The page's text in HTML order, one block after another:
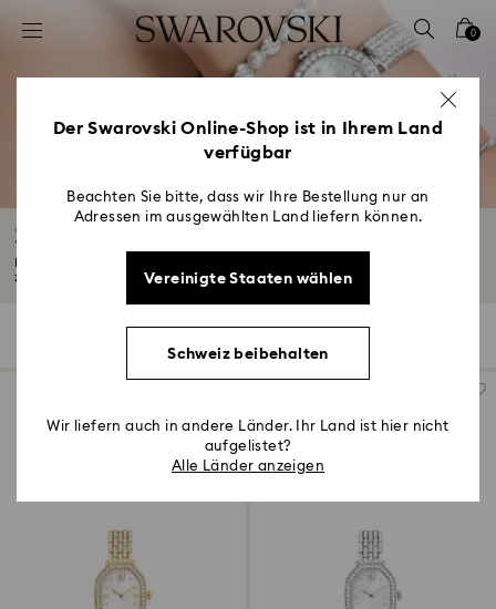
Liste Tastaturkürzel
2 - Footer
4 - Suchergebnisse
0
Zeitlose Uhren
zeitloser...
Der Swarovski Online-Shop ist in Ihrem Land
verfügbar
Beachten Sie bitte, dass wir Ihre Bestellung nur an
Adressen im ausgewählten Land liefern können.
Vereinigte Staaten wählen
Schweiz beibehalten
Wir liefern auch in andere Länder. Ihr Land ist hier nicht
aufgelistet?
Alle Länder anzeigen